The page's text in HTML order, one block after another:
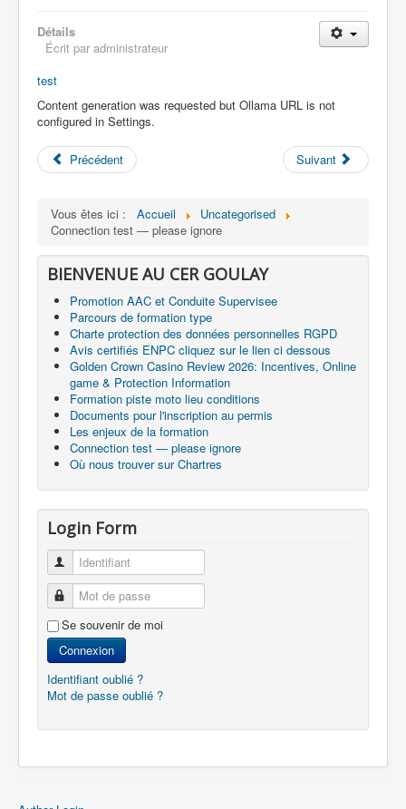
Détails
Écrit par administrateur
test
Content generation was requested but Ollama URL is not
configured in Settings.
Précédent Suivant
Vous êtes ici : Accueil
Uncategorised
Connection test — please ignore
BIENVENUE AU CER GOULAY
Promotion AAC et Conduite Supervisee
Parcours de formation type
Charte protection des données personnelles RGPD
Avis certifiés ENPC cliquez sur le lien ci dessous
Golden Crown Casino Review 2026: Incentives, Online
game & Protection Information
Formation piste moto lieu conditions
Documents pour l'inscription au permis
Les enjeux de la formation
Connection test — please ignore
Où nous trouver sur Chartres
Login Form
Identifiant
Mot de passe
Se souvenir de moi
Connexion
Identifiant oublié ?
Mot de passe oublié ?